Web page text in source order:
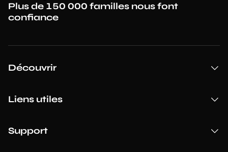
Plus de 150 000 familles nous font
confiance
Découvrir
Liens utiles
Support